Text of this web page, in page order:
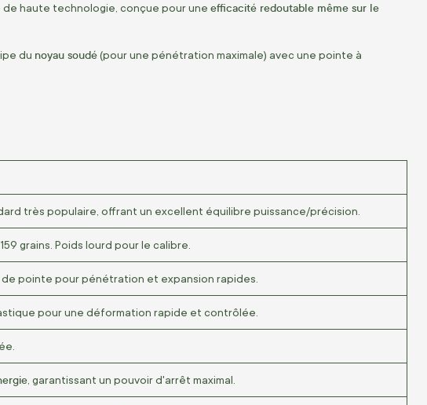
de haute technologie, conçue pour une efficacité redoutable même sur le
du noyau soudé(pour une pénétration maximale) avec une pointe à
très populaire, offrant un excellent équilibre puissance/précision.
159 grains. Poids lourd pour le calibre.
pointe pour pénétration et expansion rapides.
pour une déformation rapide et contrôlée.
, garantissant un pouvoir d'arrêt maximal.